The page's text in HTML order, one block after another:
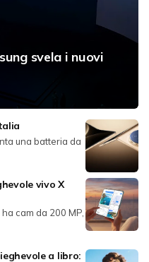
svela i nuovi
una batteria da
vivo X
cam da 200 MP,
a libro: